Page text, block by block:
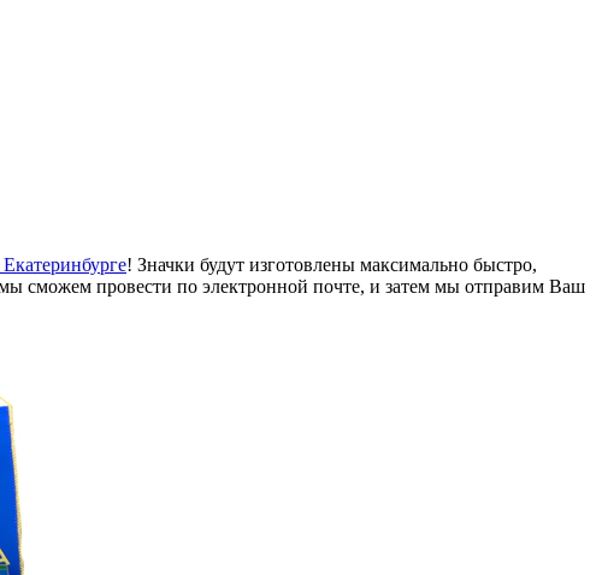
! Значки будут изготовлены максимально быстро,
сможем провести по электронной почте, и затем мы отправим Ваш